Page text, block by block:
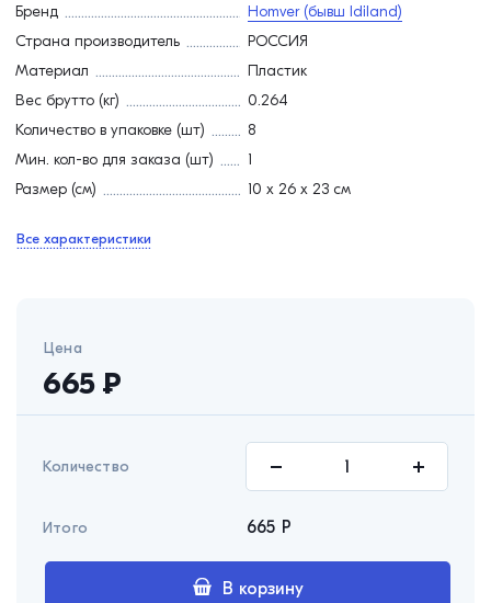
Бренд
Homver (бывш Idiland)
Страна производитель
РОССИЯ
Материал
Пластик
Вес брутто (кг)
0.264
Количество в упаковке (шт)
8
Мин. кол-во для заказа (шт)
1
Размер (см)
10 х 26 х 23 см
Все характеристики
Цена
665 ₽
Количество
Итого 665 Р
В корзину